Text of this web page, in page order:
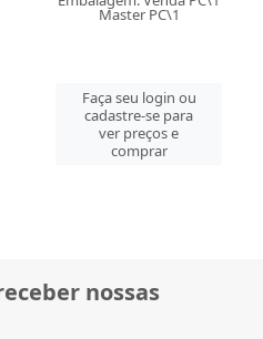
Master PC\1
Faça seu login ou
cadastre-se para
ver preços e
comprar
nossas